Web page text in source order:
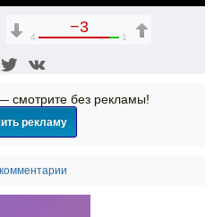
−3
4 1
смотрите без рекламы!
рекламу